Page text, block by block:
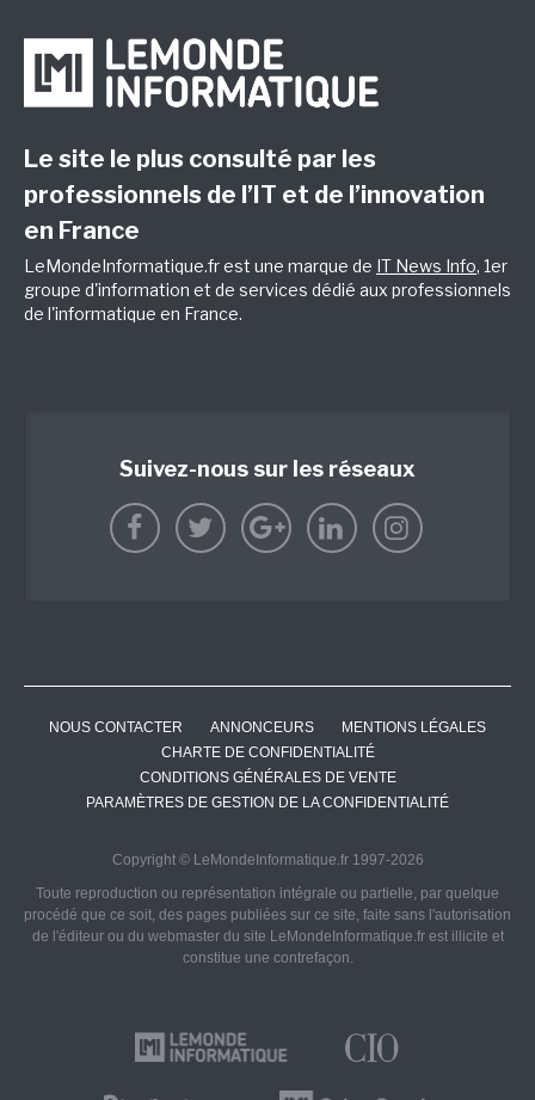
Le site le plus consulté par les
professionnels de l’IT et de l’innovation
en France
LeMondeInformatique.fr est une marque de IT News Info, 1er
groupe d'information et de services dédié aux professionnels
de l'informatique en France.
Suivez-nous sur les réseaux
NOUS CONTACTER ANNONCEURS
MENTIONS LÉGALES
CHARTE DE CONFIDENTIALITÉ
CONDITIONS GÉNÉRALES DE VENTE
PARAMÈTRES DE GESTION DE LA CONFIDENTIALITÉ
Copyright © LeMondeInformatique.fr 1997-2026
Toute reproduction ou représentation intégrale ou partielle, par quelque
procédé que ce soit, des pages publiées sur ce site, faite sans l'autorisation
de l'éditeur ou du webmaster du site LeMondeInformatique.fr est illicite et
constitue une contrefaçon.